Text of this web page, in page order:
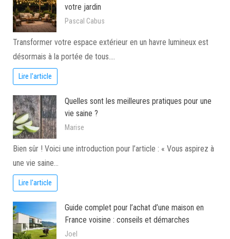
votre jardin
Pascal Cabus
Transformer votre espace extérieur en un havre lumineux est
désormais à la portée de tous.…
Lire l'article
Quelles sont les meilleures pratiques pour une
vie saine ?
Marise
Bien sûr ! Voici une introduction pour l’article : « Vous aspirez à
une vie saine…
Lire l'article
Guide complet pour l’achat d’une maison en
France voisine : conseils et démarches
Joel